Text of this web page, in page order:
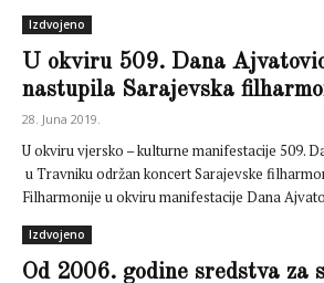
Izdvojeno
U okviru 509. Dana
nastupila Sarajevska
28. Juna 2019.
U okviru vjersko – kulturne manifestacije 509.
u Travniku održan koncert Sarajevske
Filharmonije u okviru manifestacije Dana
Izdvojeno
Od 2006. godine sredstva za